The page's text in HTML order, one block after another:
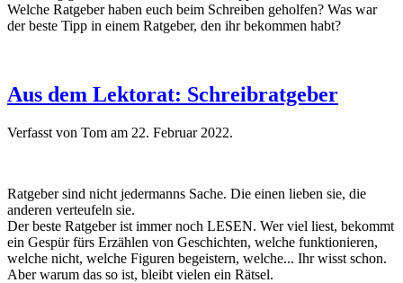
Welche Ratgeber haben euch beim Schreiben geholfen? Was war
der beste Tipp in einem Ratgeber, den ihr bekommen habt?
Aus dem Lektorat: Schreibratgeber
Verfasst von Tom am 22. Februar 2022.
Ratgeber sind nicht jedermanns Sache. Die einen lieben sie, die
anderen verteufeln sie.
Der beste Ratgeber ist immer noch LESEN. Wer viel liest, bekommt
ein Gespür fürs Erzählen von Geschichten, welche funktionieren,
welche nicht, welche Figuren begeistern, welche... Ihr wisst schon.
Aber warum das so ist, bleibt vielen ein Rätsel.